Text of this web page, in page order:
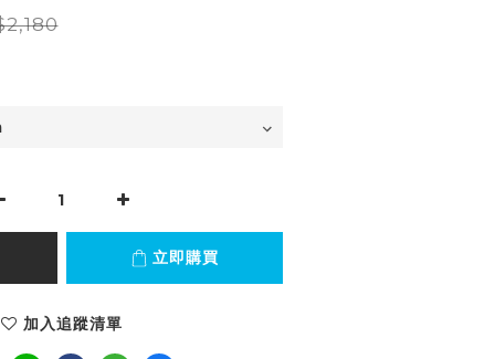
立即購買
加入追蹤清單